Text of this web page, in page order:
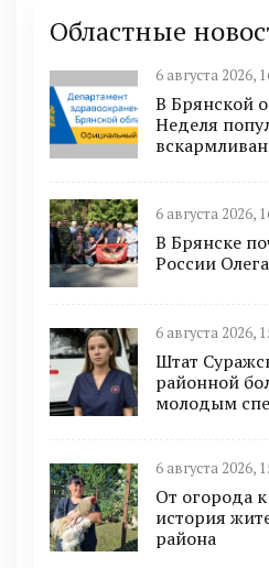
Областные
6 августа 2026,
В Брянской
Неделя
6 августа 2026,
В Брянске
России
6 августа 2026,
Штат
районной
молодым
6 августа 2026,
От огорода
история
района